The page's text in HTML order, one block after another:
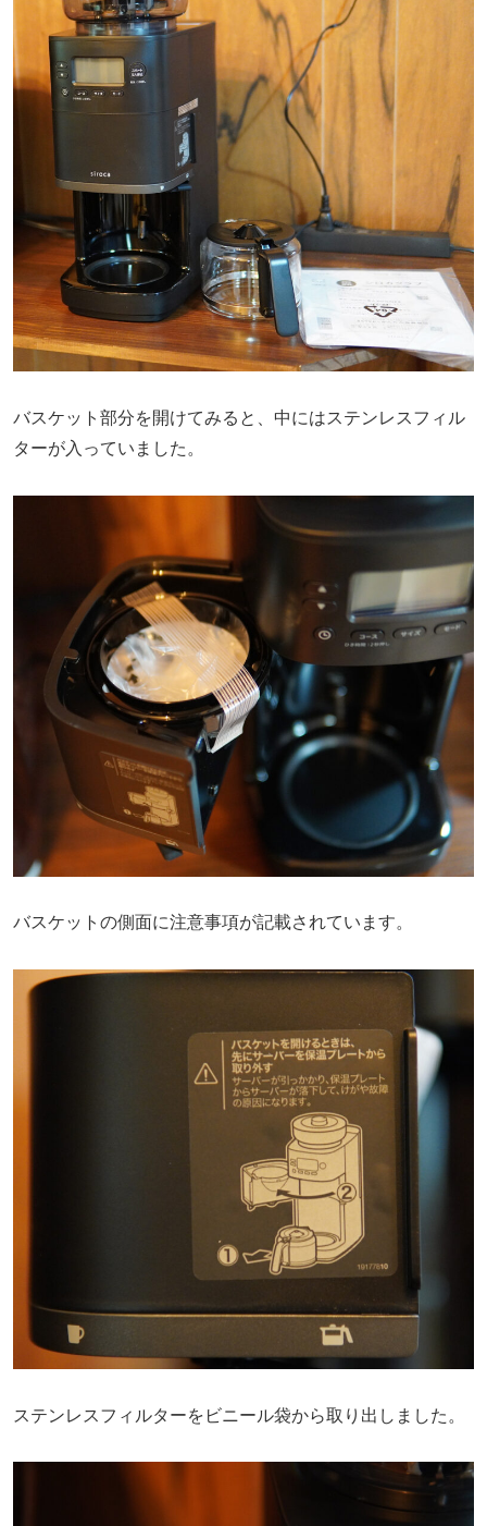
バスケット部分を開けてみると、中にはステンレスフィル
ターが入っていました。
バスケットの側面に注意事項が記載されています。
ステンレスフィルターをビニール袋から取り出しました。